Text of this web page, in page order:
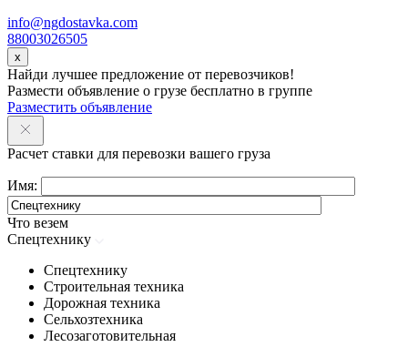
info@ngdostavka.com
88003026505
x
Найди лучшее предложение от перевозчиков!
Размести объявление о грузе бесплатно в группе
Разместить объявление
Расчет ставки для перевозки вашего груза
Имя:
Что везем
Спецтехнику
Спецтехнику
Строительная техника
Дорожная техника
Сельхозтехника
Лесозаготовительная